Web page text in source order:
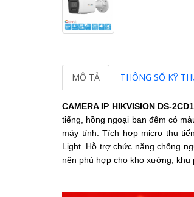
MÔ TẢ THÔNG SỐ KỸ
CAMERA IP HIKVISION DS-
tiếng, hồng ngoại ban đêm có
máy tính. Tích hợp micro thu
Light. Hỗ trợ chức năng chống
nên phù hợp cho kho xưởng, khu